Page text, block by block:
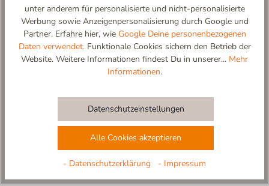
100 % Schurwolle:Auch unsere Ballerinas bestehen aus
hochwertiger Wolle und bieten damit dieselbe natürliche
Wärme und Atmungsaktivität wie unsere übrigen Kinder-
Hausschuhe.
Verspielte Details:Von zarten Schleifen bis zu niedlichen
Applikationen wie unserem "Schlafenden Kätzchen" –
Alltag. Wer noch mehr Motive sucht, wird in unserer
Hausschuhe mit Motivfündig.
Rutschfeste Sohle:Trotz der leichten Bauweise verzichten
wir nicht auf Sicherheit – die bewährte, flexible Gummisohle
bietet zuverlässigen Halt auf Parkett und Fliesen.
Für wen eignen sich Kinder-Ballerinas?
unter anderem für personalisierte und nicht-personalisierte
Werbung sowie Anzeigenpersonalisierung durch Google und
Partner. Erfahre hier, wie Google Deine personenbezogenen
Daten verwendet.Funktionale Cookies sichern den Betrieb der
Website. Weitere Informationen findest Du in unserer... Mehr
Informationen.
Datenschutzeinstellungen
Alle Cookies akzeptieren
- Datenschutzerklärung - Impressum